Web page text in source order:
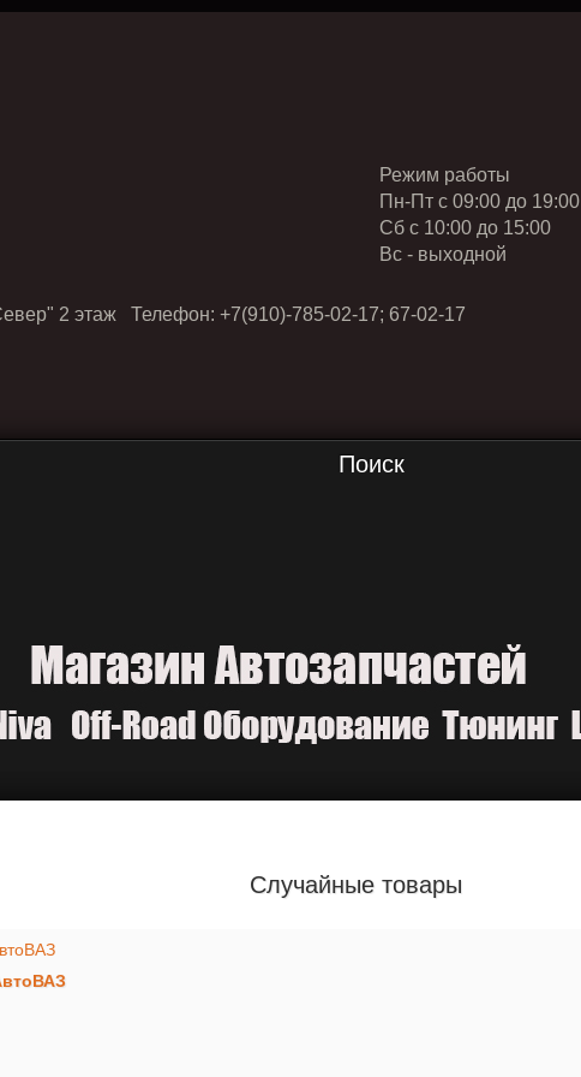
Режим работы
Пн-Пт с 09:00 до 19:00
Cб с 10:00 до 15:00
Вс - выходной
2 этаж Телефон: +7(910)-785-02-17; 67-02-17
Поиск
Случайные товары